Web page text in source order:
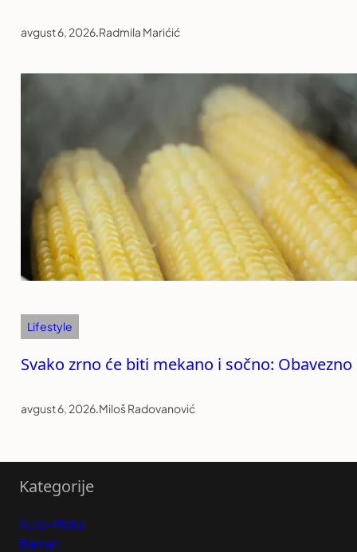
avgust 6, 2026.Radmila Marićić
Lifestyle
Svako zrno će biti mekano i sočno:
avgust 6, 2026.Miloš Radovanović
Kategorije
Auto-Moto
Balkan